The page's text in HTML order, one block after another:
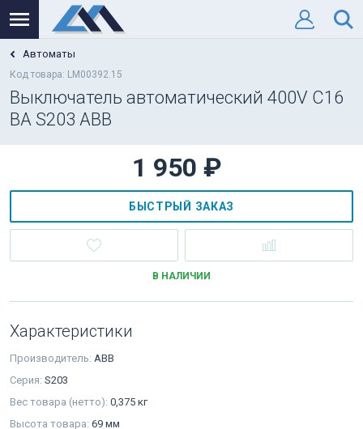
Автоматы
Код товара: LM00392.15
Выключатель автоматический 400V С16
ВА S203 ABB
1 950 ₽
БЫСТРЫЙ ЗАКАЗ
В НАЛИЧИИ
Характеристики
Производитель: ABB
Серия: S203
Вес товара (нетто): 0,375 кг
Высота товара: 69 мм